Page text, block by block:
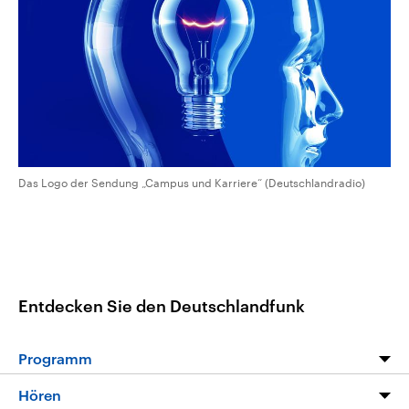
CDU, SPD und FDP regiert.-
Umfragen, Prognosen,
Wahlprogramme, aktuelle Berichte
und Hintergründe zu den Parteien
und Kandidaten der anstehenden
aktuelle Weltgeschehen.
Sendungen Programm Podcasts
Audio-Archiv
Das Logo der Sendung „Campus und Karriere“ (Deutschlandradio)
Entdecken Sie den Deutschlandfunk
Programm
Programm
Hören